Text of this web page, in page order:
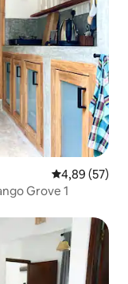
Calificación
4,89 (57)
Grove 1